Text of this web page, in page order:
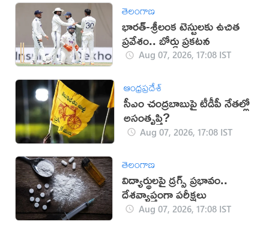
తెలంగాణ
భారత్-శ్రీలంక టెస్టులకు ఉచిత
ప్రవేశం.. బోర్డు ప్రకటన
Aug 07, 2026, 17:08 IST
ఆంధ్రప్రదేశ్
సీఎం చంద్రబాబుపై టీడీపీ నేతల్లో
అసంతృప్తి?
Aug 07, 2026, 17:08 IST
తెలంగాణ
విద్యార్థులపై డ్రగ్స్ ప్రభావం..
దేశవ్యాప్తంగా పరీక్షలు
Aug 07, 2026, 17:08 IST